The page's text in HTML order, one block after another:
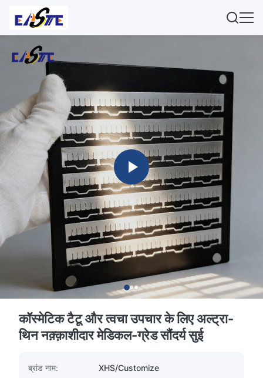
कॉस्मेटिक टैटू और त्वचा उपचार के लिए अल्ट्रा-
थिन नक़्क़ाशीदार मेडिकल-ग्रेड सौंदर्य सुई
ब्रांड नाम:
XHS/Customize